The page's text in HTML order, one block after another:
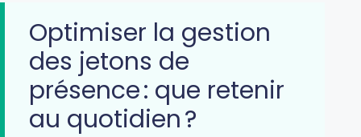
Optimiser la gestion
des jetons de
présence : que retenir
au quotidien ?